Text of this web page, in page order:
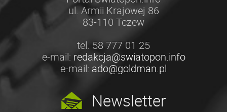
ul. Armii Krajowej 86
83-110 Tczew
tel. 58 777 01 25
e-mail: redakcja@swiatopon.info
e-mail: ado@goldman.pl
Newsletter